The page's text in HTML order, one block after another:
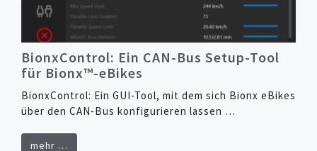
BionxControl: Ein CAN-Bus Setup-Tool
für Bionx™-eBikes
BionxControl: Ein GUI-Tool, mit dem sich Bionx eBikes
über den CAN-Bus konfigurieren lassen …
mehr …